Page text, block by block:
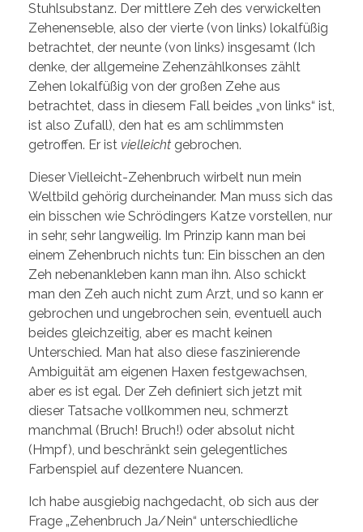
Stuhlsubstanz. Der mittlere Zeh des verwickelten
Zehenenseble, also der vierte (von links) lokalfüßig
betrachtet, der neunte (von links) insgesamt (Ich
denke, der allgemeine Zehenzählkonses zählt
Zehen lokalfüßig von der großen Zehe aus
betrachtet, dass in diesem Fall beides „von links“ ist,
ist also Zufall), den hat es am schlimmsten
getroffen. Er ist vielleicht gebrochen.
Dieser Vielleicht-Zehenbruch wirbelt nun mein
Weltbild gehörig durcheinander. Man muss sich das
ein bisschen wie Schrödingers Katze vorstellen, nur
in sehr, sehr langweilig. Im Prinzip kann man bei
einem Zehenbruch nichts tun: Ein bisschen an den
Zeh nebenankleben kann man ihn. Also schickt
man den Zeh auch nicht zum Arzt, und so kann er
gebrochen und ungebrochen sein, eventuell auch
beides gleichzeitig, aber es macht keinen
Unterschied. Man hat also diese faszinierende
Ambiguität am eigenen Haxen festgewachsen,
aber es ist egal. Der Zeh definiert sich jetzt mit
dieser Tatsache vollkommen neu, schmerzt
manchmal (Bruch! Bruch!) oder absolut nicht
(Hmpf), und beschränkt sein gelegentliches
Farbenspiel auf dezentere Nuancen.
Ich habe ausgiebig nachgedacht, ob sich aus der
Frage „Zehenbruch Ja/Nein“ unterschiedliche